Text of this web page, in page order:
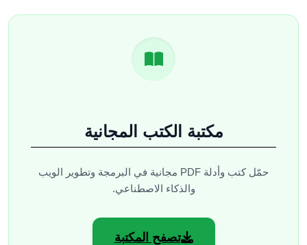
مكتبة الكتب المجانية
حمّل كتب وأدلة PDF مجانية في البرمجة وتطوير الويب
والذكاء الاصطناعي.
تصفح المكتبة